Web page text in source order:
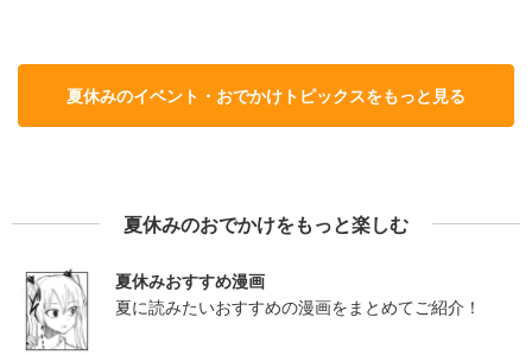
夏休みのイベント・おでかけトピックスをもっと見る
夏休みのおでかけをもっと楽しむ
夏休みおすすめ漫画
夏に読みたいおすすめの漫画をまとめてご紹介！